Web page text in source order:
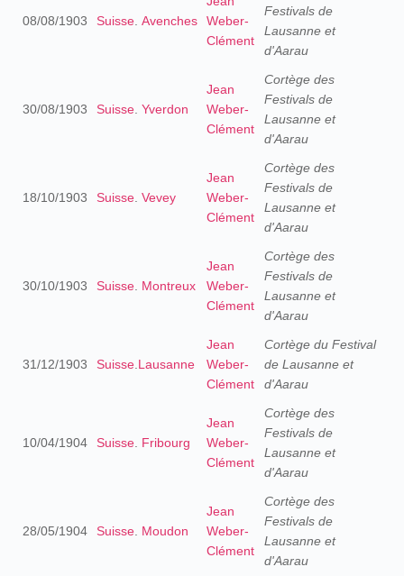
08/08/1903 Suisse Avenches
Weber-
Clément
Festivals de
Lausanne et
d'Aarau
30/08/1903 Suisse Yverdon
Jean
Weber-
Clément
Cortège des
Festivals de
Lausanne et
d'Aarau
18/10/1903 Suisse Vevey
Jean
Weber-
Clément
Cortège des
Festivals de
Lausanne et
d'Aarau
30/10/1903 Suisse Montreux
Jean
Weber-
Clément
Cortège des
Festivals de
Lausanne et
d'Aarau
31/12/1903 Suisse Lausanne
Jean
Weber-
Clément
Cortège du Festival
de Lausanne et
d'Aarau
10/04/1904 Suisse Fribourg
Jean
Weber-
Clément
Cortège des
Festivals de
Lausanne et
d'Aarau
28/05/1904 Suisse Moudon
Jean
Weber-
Clément
Cortège des
Festivals de
Lausanne et
d'Aarau